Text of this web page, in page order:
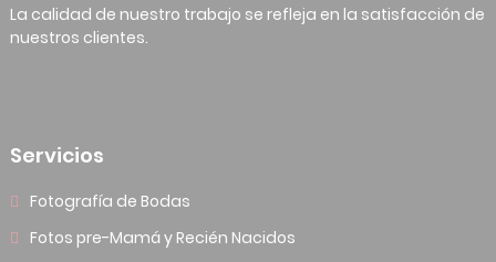
La calidad de nuestro trabajo se refleja en la satisfacción de
nuestros clientes.
Servicios
Fotografía de Bodas
Fotos pre-Mamá y Recién Nacidos